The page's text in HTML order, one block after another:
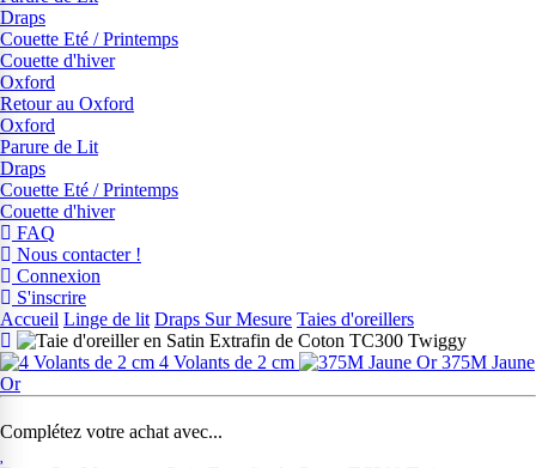
Draps
Couette Eté / Printemps
Couette d'hiver
Oxford
Retour au Oxford
Oxford
Parure de Lit
Draps
Couette Eté / Printemps
Couette d'hiver
FAQ
Nous contacter !
Connexion
S'inscrire
Accueil Linge de lit Draps Sur Mesure Taies d'oreillers
4 Volants de 2 cm
375M Jaune
Or
Complétez votre achat avec...